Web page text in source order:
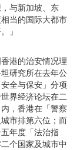
与新加坡、东
当的国际大都市
」
港的治安情况理
研究所在去年公
全与保安」分项
界经济论坛在二
，香港在「警察
市排第六位；而
年度「法治指
个国家及城市中